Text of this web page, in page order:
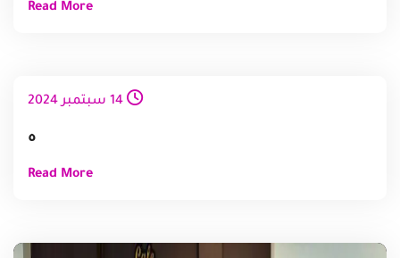
Read More
14 سبتمبر 2024
ه
Read More